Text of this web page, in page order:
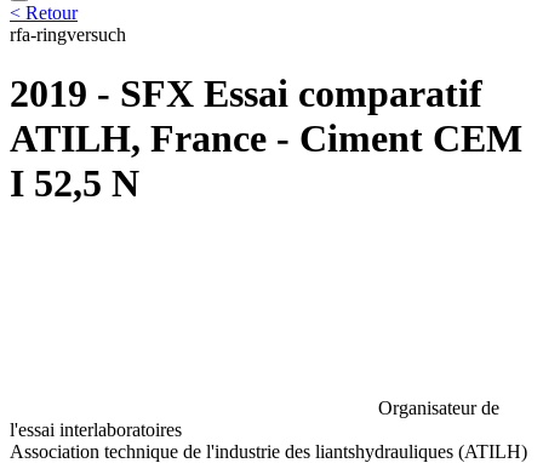
< Retour
rfa-ringversuch
2019 - SFX Essai comparatif
ATILH, France - Ciment CEM
I 52,5 N
Organisateur de
l'essai interlaboratoires
Association technique de l'industrie des liantshydrauliques (ATILH)